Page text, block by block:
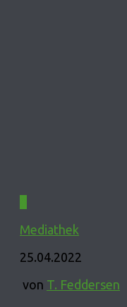
Mediathek
25.04.2022
von T. Feddersen